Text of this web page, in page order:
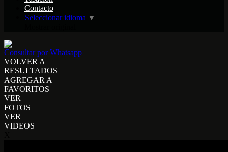
Contacto
Seleccionar idioma ▼
Consultar por Whatsapp
VOLVER A
RESULTADOS
AGREGAR A
FAVORITOS
VER
FOTOS
VER
VIDEOS